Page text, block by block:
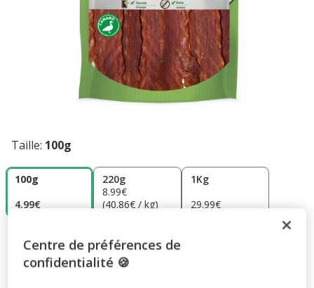
Taille: 100g
100g
4.99€
220g
8.99€
(40.86€ / kg)
1Kg
29.99€
Prix 4.99€
4.99€
Centre de préférences de
confidentialité 🍪